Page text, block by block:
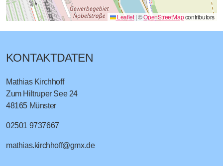
Leaflet |©OpenStreetMapcontributors
KONTAKTDATEN
Mathias Kirchhoff
Zum Hiltruper See 24
48165 Münster
02501 9737667
mathias.kirchhoff@gmx.de